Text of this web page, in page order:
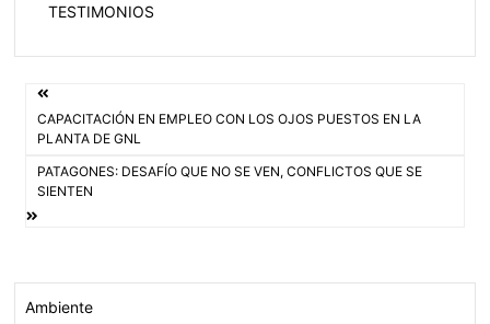
c
o
i
r
p
p
TESTIMONIOS
Navegación
de
entradas
CAPACITACIÓN EN EMPLEO CON LOS OJOS PUESTOS EN LA
PLANTA DE GNL
PATAGONES: DESAFÍO QUE NO SE VEN, CONFLICTOS QUE SE
SIENTEN
Ambiente